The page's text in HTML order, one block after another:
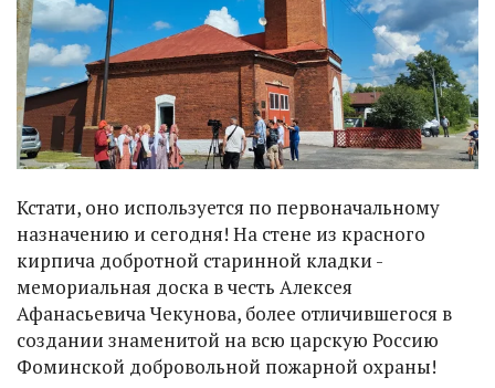
Кстати, оно используется по первоначальному
назначению и сегодня! На стене из красного
кирпича добротной старинной кладки -
мемориальная доска в честь Алексея
Афанасьевича Чекунова, более отличившегося в
создании знаменитой на всю царскую Россию
Фоминской добровольной пожарной охраны!